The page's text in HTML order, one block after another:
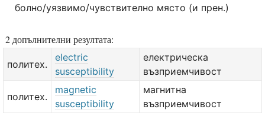
болно/уязвимо/чувствително място (и прен.)
2 допълнителни резултата:
политех.
electric
susceptibility
електрическа
възприемчивост
политех.
magnetic
susceptibility
магнитна
възприемчивост